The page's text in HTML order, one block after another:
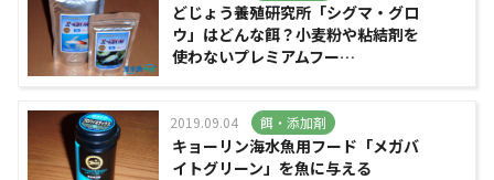
どじょう養殖研究所「シグマ・グロ
ウ」はどんな餌？小麦粉や粘結剤を
使わないプレミアムフー…
2019.09.04 餌・添加剤
キョーリン海水魚用フード「メガバ
イトグリーン」を魚に与える